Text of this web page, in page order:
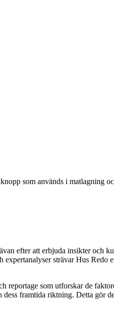
som används i matlagning
efter att erbjuda insikter och
strävar Hus
som utforskar de
framtida riktning. Detta gör